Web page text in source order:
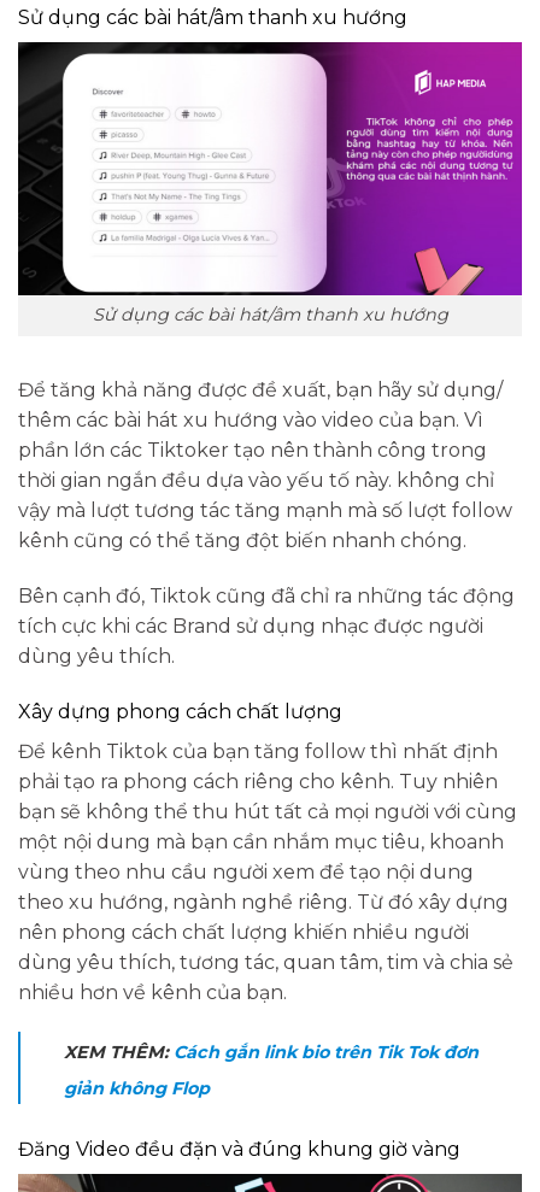
Sử dụng các bài hát/âm thanh xu hướng
Sử dụng các bài hát/âm thanh xu hướng
Để tăng khả năng được đề xuất, bạn hãy sử dụng/
thêm các bài hát xu hướng vào video của bạn. Vì
phần lớn các Tiktoker tạo nên thành công trong
thời gian ngắn đều dựa vào yếu tố này. không chỉ
vậy mà lượt tương tác tăng mạnh mà số lượt follow
kênh cũng có thể tăng đột biến nhanh chóng.
Bên cạnh đó, Tiktok cũng đã chỉ ra những tác động
tích cực khi các Brand sử dụng nhạc được người
dùng yêu thích.
Xây dựng phong cách chất lượng
Để kênh Tiktok của bạn tăng follow thì nhất định
phải tạo ra phong cách riêng cho kênh. Tuy nhiên
bạn sẽ không thể thu hút tất cả mọi người với cùng
một nội dung mà bạn cần nhắm mục tiêu, khoanh
vùng theo nhu cầu người xem để tạo nội dung
theo xu hướng, ngành nghề riêng. Từ đó xây dựng
nên phong cách chất lượng khiến nhiều người
dùng yêu thích, tương tác, quan tâm, tim và chia sẻ
nhiều hơn về kênh của bạn.
XEM THÊM: Cách gắn link bio trên Tik Tok đơn
giản không Flop
Đăng Video đều đặn và đúng khung giờ vàng